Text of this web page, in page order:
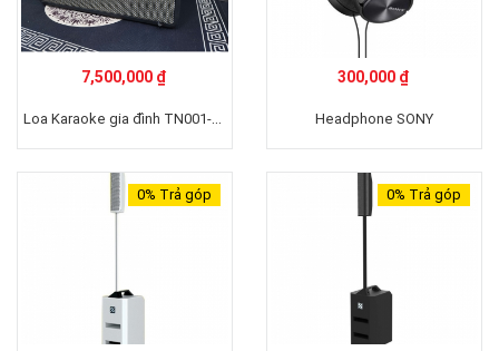
7,500,000 ₫
Loa Karaoke gia đình TN001-1000W
300,000 ₫
Headphone SONY
0% Trả góp 0% Trả góp